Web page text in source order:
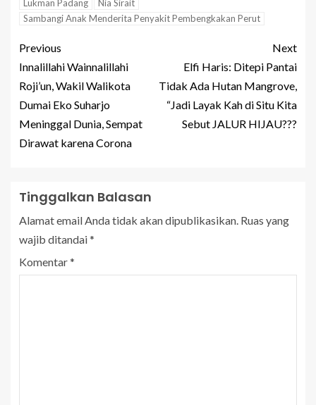
Lukman Padang
Nia Sirait
Sambangi Anak Menderita Penyakit Pembengkakan Perut
Previous
Innalillahi Wainnalillahi
Roji’un, Wakil Walikota
Dumai Eko Suharjo
Meninggal Dunia, Sempat
Dirawat karena Corona
Next
Elfi Haris: Ditepi Pantai
Tidak Ada Hutan Mangrove,
“Jadi Layak Kah di Situ Kita
Sebut JALUR HIJAU???
Tinggalkan Balasan
Alamat email Anda tidak akan dipublikasikan. Ruas yang
wajib ditandai*
Komentar*